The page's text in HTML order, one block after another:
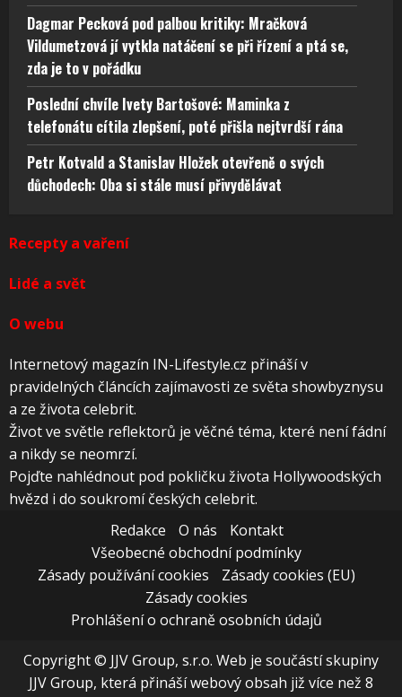
Dagmar Pecková pod palbou kritiky: Mračková
Vildumetzová jí vytkla natáčení se při řízení a ptá se,
zda je to v pořádku
Poslední chvíle Ivety Bartošové: Maminka z
telefonátu cítila zlepšení, poté přišla nejtvrdší rána
Petr Kotvald a Stanislav Hložek otevřeně o svých
důchodech: Oba si stále musí přivydělávat
Recepty a vaření
Lidé a svět
O webu
Internetový magazín IN-Lifestyle.cz přináší v
pravidelných článcích zajímavosti ze světa showbyznysu
a ze života celebrit.
Život ve světle reflektorů je věčné téma, které není fádní
a nikdy se neomrzí.
Pojďte nahlédnout pod pokličku života Hollywoodských
hvězd i do soukromí českých celebrit.
Redakce
O nás
Kontakt
Všeobecné obchodní podmínky
Zásady používání cookies
Zásady cookies (EU)
Zásady cookies
Prohlášení o ochraně osobních údajů
Copyright © JJV Group, s.r.o. Web je součástí skupiny
JJV Group, která přináší webový obsah již více než 8